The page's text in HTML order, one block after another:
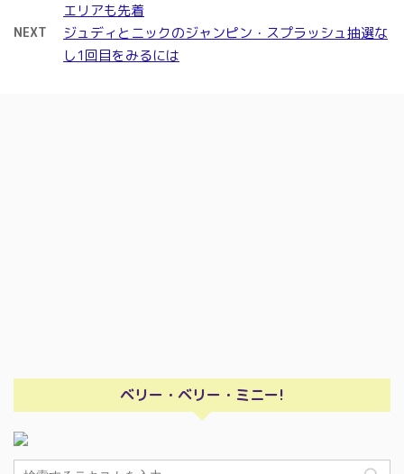
エリアも先着
NEXT
ジュディとニックのジャンピン・スプラッシュ抽選な
し1回目をみるには
ベリー・ベリー・ミニー!